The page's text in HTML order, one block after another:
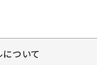
ついて